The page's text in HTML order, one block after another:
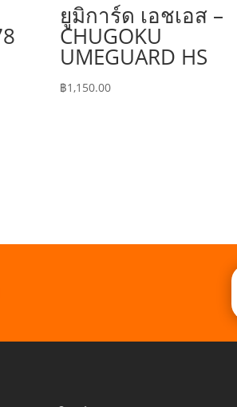
ยูมิการ์ด เอชเอส –
CHUGOKU
UMEGUARD HS
฿1,150.00